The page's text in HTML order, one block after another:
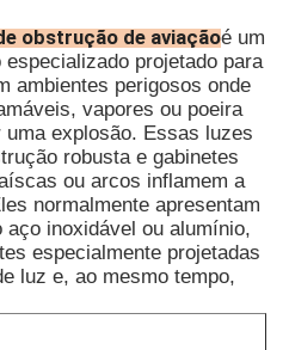
de uso e instalação;
É adequado para tubos de aço
Plataformas de Petróleo e Gás
Plantas de Processamento
Silos de grãos e moinhos de
Plataformas de perfuração
Estações de GNL
Minas de carvão e
Armazéns de armazenamento
Zona 1 e Zona 2
obstrução de aviaçãoé um
projetado para
ambientes perigosos onde
vapores ou poeira
explosão. Essas luzes
robusta e gabinetes
ou arcos inflamem a
normalmente apresentam
inoxidável ou alumínio,
especialmente projetadas
luz e, ao mesmo tempo,